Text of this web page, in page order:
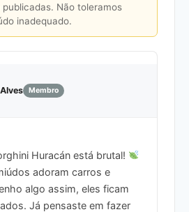
Não toleramos
inadequado.
Membro
Huracán está brutal!
adoram carros e
algo assim, eles ficam
Já pensaste em fazer